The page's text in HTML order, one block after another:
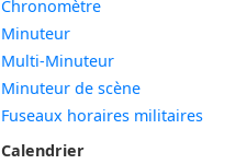
Chronomètre
Minuteur
Multi-Minuteur
Minuteur de scène
Fuseaux horaires militaires
Calendrier